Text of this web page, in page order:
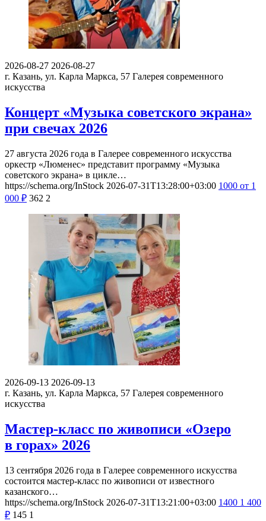
2026-08-27 2026-08-27
г. Казань, ул. Карла Маркса, 57 Галерея современного
искусства
Концерт «Музыка советского экрана»
при свечах 2026
27 августа 2026 года в Галерее современного искусства
оркестр «Люменес» представит программу «Музыка
советского экрана» в цикле…
https://schema.org/InStock 2026-07-31T13:28:00+03:00 1000 от 1
000 ₽ 362 2
2026-09-13 2026-09-13
г. Казань, ул. Карла Маркса, 57 Галерея современного
искусства
Мастер-класс по живописи «Озеро
в горах» 2026
13 сентября 2026 года в Галерее современного искусства
состоится мастер-класс по живописи от известного
казанского…
https://schema.org/InStock 2026-07-31T13:21:00+03:00 1400 1 400
₽ 145 1